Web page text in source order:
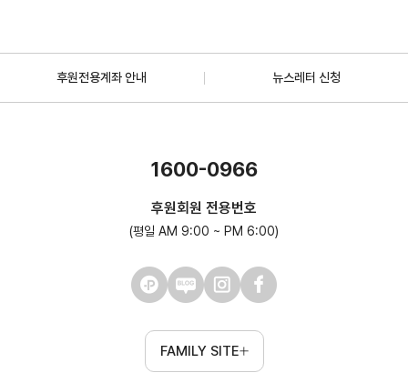
후원전용계좌 안내 뉴스레터 신청
1600-0966
후원회원 전용번호
(평일 AM 9:00 ~ PM 6:00)
FAMILY SITE